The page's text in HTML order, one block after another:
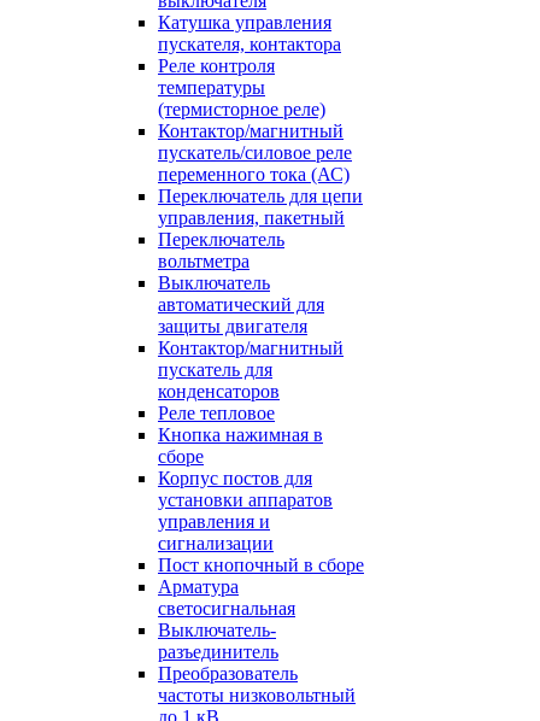
Катушка управления
пускателя, контактора
Реле контроля
температуры
(термисторное реле)
Контактор/магнитный
пускатель/силовое реле
переменного тока (АС)
Переключатель для цепи
управления, пакетный
Переключатель
вольтметра
Выключатель
автоматический для
защиты двигателя
Контактор/магнитный
пускатель для
конденсаторов
Реле тепловое
Кнопка нажимная в
сборе
Корпус постов для
установки аппаратов
управления и
сигнализации
Пост кнопочный в сборе
Арматура
светосигнальная
Выключатель-
разъединитель
Преобразователь
частоты низковольтный
до 1 кВ